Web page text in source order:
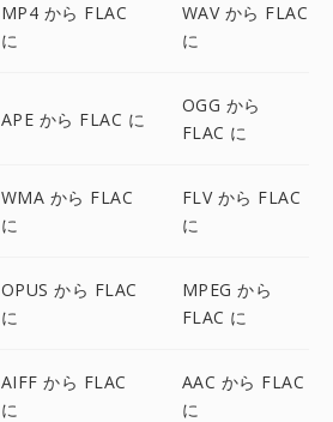
MP4 から FLAC
に
WAV から FLAC
に
APE から FLAC に
OGG から
FLAC に
WMA から FLAC
に
FLV から FLAC
に
OPUS から FLAC
に
MPEG から
FLAC に
AIFF から FLAC
に
AAC から FLAC
に